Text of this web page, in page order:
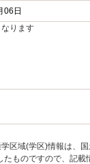
06日
ります
区域(学区)情報は、
ものですので、記載